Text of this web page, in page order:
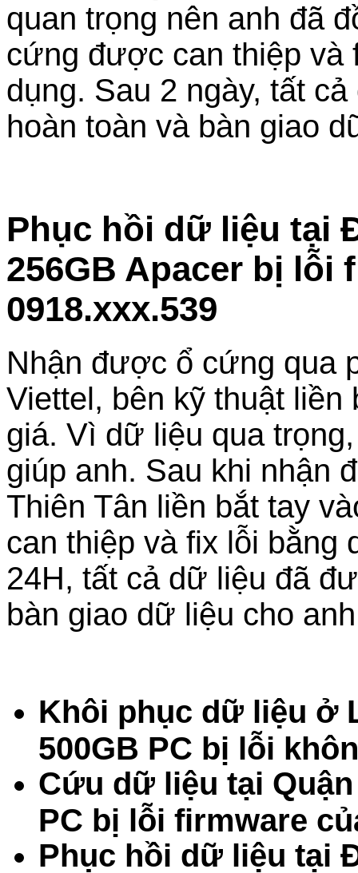
quan trọng nên anh đã
cứng được can thiệp và
dụng. Sau 2 ngày, tất
hoàn toàn và bàn giao
Phục hồi dữ liệu tại
256GB Apacer bị lỗi
0918.xxx.539
Nhận được ổ cứng qua
Viettel, bên kỹ thuật liền
giá. Vì dữ liệu qua
giúp anh. Sau khi nhận
Thiên Tân liền bắt tay
can thiệp và fix lỗi bằng
24H, tất cả dữ liệu đã
bàn giao dữ liệu cho
Khôi phục dữ liệu ở
500GB PC bị lỗi
Cứu dữ liệu tại
PC bị lỗi firmware
Phục hồi dữ liệu tại